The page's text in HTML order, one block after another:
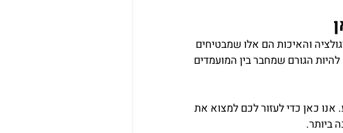
והאיכות הם אלו שמבטיחים
הגורם שמחבר בין המועמדים
כאן כדי לעזור לכם למצוא את
ביותר.